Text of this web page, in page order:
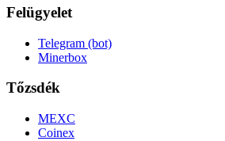
Felügyelet
Telegram (bot)
Minerbox
Tőzsdék
MEXC
Coinex